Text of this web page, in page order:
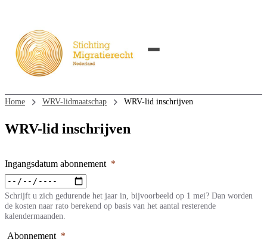
Home WRV-lidmaatschap WRV-lid inschrijven
WRV-lid inschrijven
Ingangsdatum abonnement *
Schrijft u zich gedurende het jaar in, bijvoorbeeld op 1 mei? Dan worden
de kosten naar rato berekend op basis van het aantal resterende
kalendermaanden.
Abonnement *